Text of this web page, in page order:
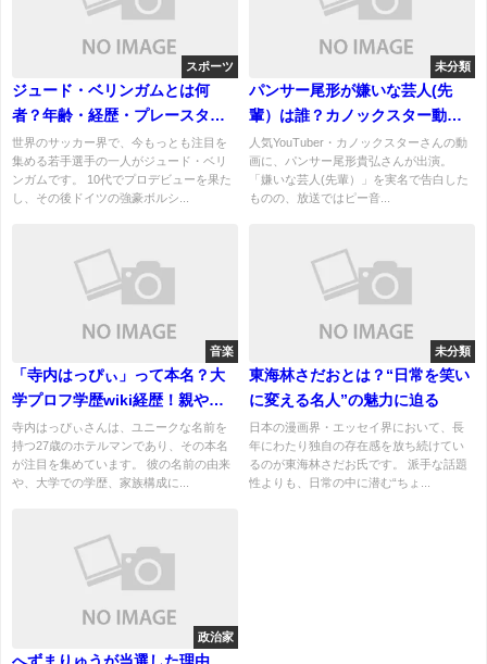
スポーツ
ジュード・ベリンガムとは何
者？年齢・経歴・プレースタイ
ルを徹底解説！世界最高峰MFと
呼ばれる理由
世界のサッカー界で、今もっとも注目を
集める若手選手の一人がジュード・ベリ
ンガムです。 10代でプロデビューを果た
し、その後ドイツの強豪ボルシ...
未分類
パンサー尾形が嫌いな芸人(先
輩）は誰？カノックスター動画
で暴露された「裏の顔」と特定
ヒントまとめ
人気YouTuber・カノックスターさんの動
画に、パンサー尾形貴弘さんが出演。
「嫌いな芸人(先輩）」を実名で告白した
ものの、放送ではピー音...
音楽
「寺内はっぴぃ」って本名？大
学プロフ学歴wiki経歴！親や兄
弟、エピソードを紹介！
寺内はっぴぃさんは、ユニークな名前を
持つ27歳のホテルマンであり、その本名
が注目を集めています。 彼の名前の由来
や、大学での学歴、家族構成に...
未分類
東海林さだおとは？“日常を笑い
に変える名人”の魅力に迫る
日本の漫画界・エッセイ界において、長
年にわたり独自の存在感を放ち続けてい
るのが東海林さだお氏です。 派手な話題
性よりも、日常の中に潜む“ちょ...
政治家
へずまりゅうが当選した理由